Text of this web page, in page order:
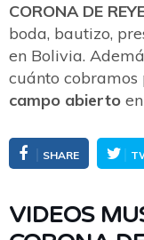
CORONA DE
boda, bautizo,
en Bolivia.
cuánto cobramos
campo abierto
SHARE
VIDEOS